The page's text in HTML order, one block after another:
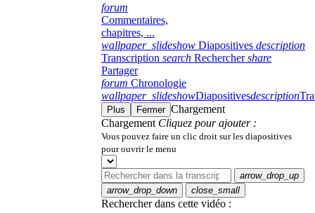
forum
Commentaires,
chapitres, ...
wallpaper_slideshow Diapositives description
Transcription search Rechercher share
Partager
forum Chronologie
wallpaper_slideshowDiapositivesdescription
Plus Fermer Chargement
Chargement Cliquez pour ajouter :
Vous pouvez faire un clic droit sur les diapositives
pour ouvrir le menu
arrow_drop_up
arrow_drop_down
close_small
Rechercher dans cette vidéo :